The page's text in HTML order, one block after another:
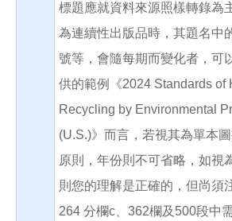
標題應就資料來源照樣轉錄為
為連續性出版品時，其題名中
號等，會隨每期而變化者，可
供的範例《2024 Standards of
Recycling by Environmental
(U.S.)》而言，若視其為單本
原則，年份則不可省略，如視
則您的理解是正確的，但尚須
264 分欄c、362欄及500段中